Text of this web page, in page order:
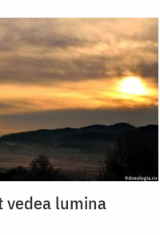
vedea lumina